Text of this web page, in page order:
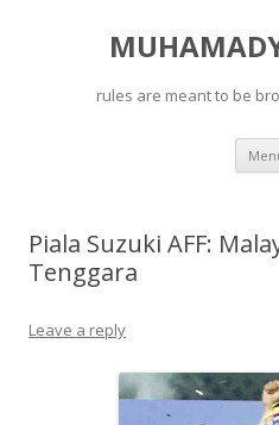
rules are meant to be
Piala Suzuki AFF:
Tenggara
Leave a reply